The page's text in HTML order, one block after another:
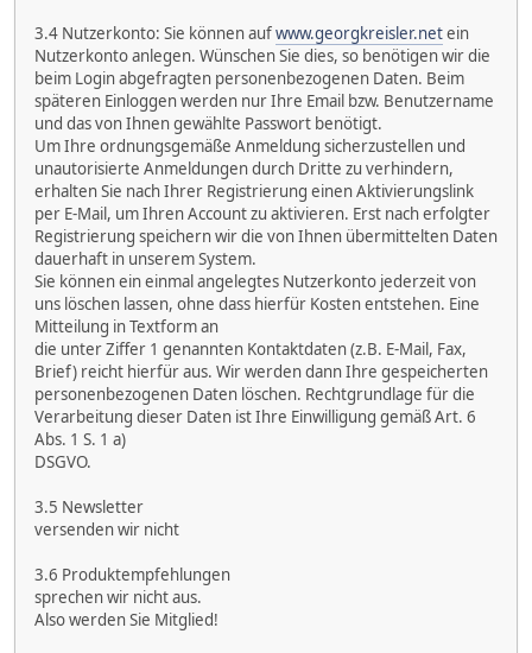
3.4 Nutzerkonto: Sie können aufwww.georgkreisler.netein
Nutzerkonto anlegen. Wünschen Sie dies, so benötigen wir die
beim Login abgefragten personenbezogenen Daten. Beim
späteren Einloggen werden nur Ihre Email bzw. Benutzername
und das von Ihnen gewählte Passwort benötigt.
Um Ihre ordnungsgemäße Anmeldung sicherzustellen und
unautorisierte Anmeldungen durch Dritte zu verhindern,
erhalten Sie nach Ihrer Registrierung einen Aktivierungslink
per E-Mail, um Ihren Account zu aktivieren. Erst nach erfolgter
Registrierung speichern wir die von Ihnen übermittelten Daten
dauerhaft in unserem System.
Sie können ein einmal angelegtes Nutzerkonto jederzeit von
uns löschen lassen, ohne dass hierfür Kosten entstehen. Eine
Mitteilung in Textform an
die unter Ziffer 1 genannten Kontaktdaten (z.B. E-Mail, Fax,
Brief) reicht hierfür aus. Wir werden dann Ihre gespeicherten
personenbezogenen Daten löschen. Rechtgrundlage für die
Verarbeitung dieser Daten ist Ihre Einwilligung gemäß Art. 6
Abs. 1 S. 1 a)
DSGVO.
3.5 Newsletter
versenden wir nicht
3.6 Produktempfehlungen
sprechen wir nicht aus.
Also werden Sie Mitglied!